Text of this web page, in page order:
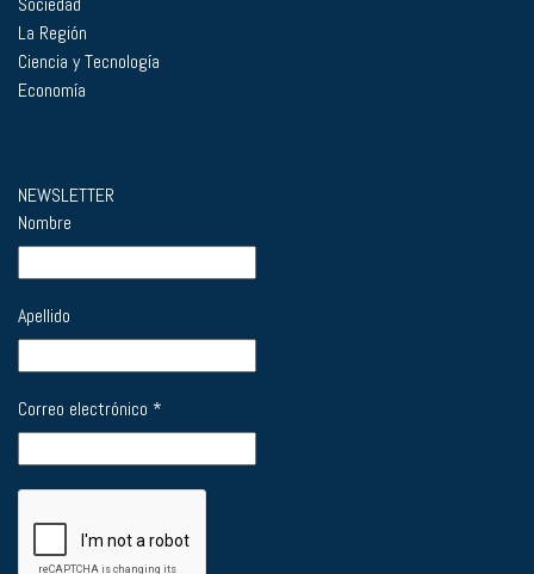
La Región
Ciencia y Tecnología
Economía
NEWSLETTER
Nombre
Apellido
Correo electrónico *